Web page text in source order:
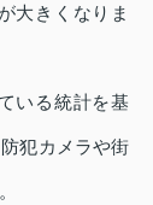
大きくなりま
いる統計を基
犯カメラや街